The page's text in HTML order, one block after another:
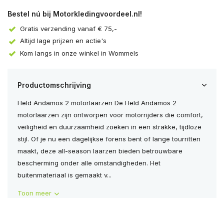
Bestel nú bij Motorkledingvoordeel.nl!
Gratis verzending vanaf € 75,-
Altijd lage prijzen en actie's
Kom langs in onze winkel in Wommels
Productomschrijving
Held Andamos 2 motorlaarzen De Held Andamos 2
motorlaarzen zijn ontworpen voor motorrijders die comfort,
veiligheid en duurzaamheid zoeken in een strakke, tijdloze
stijl. Of je nu een dagelijkse forens bent of lange tourritten
maakt, deze all-season laarzen bieden betrouwbare
bescherming onder alle omstandigheden. Het
buitenmateriaal is gemaakt v...
Toon meer